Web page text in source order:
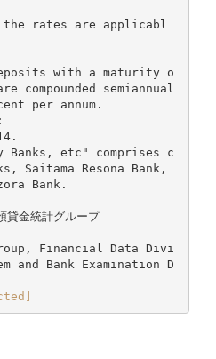
the rates are applicabl
with a maturity o
semiannual
per annum.
etc" comprises c
Saitama Resona Bank,
Bank.
金統計グループ
Financial Data Divi
and Bank Examination D